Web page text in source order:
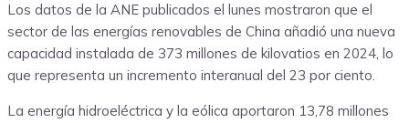
Los datos de la ANE publicados el lunes mostraron que el
sector de las energías renovables de China añadió una nueva
capacidad instalada de 373 millones de kilovatios en 2024, lo
que representa un incremento interanual del 23 por ciento.
La energía hidroeléctrica y la eólica aportaron 13,78 millones